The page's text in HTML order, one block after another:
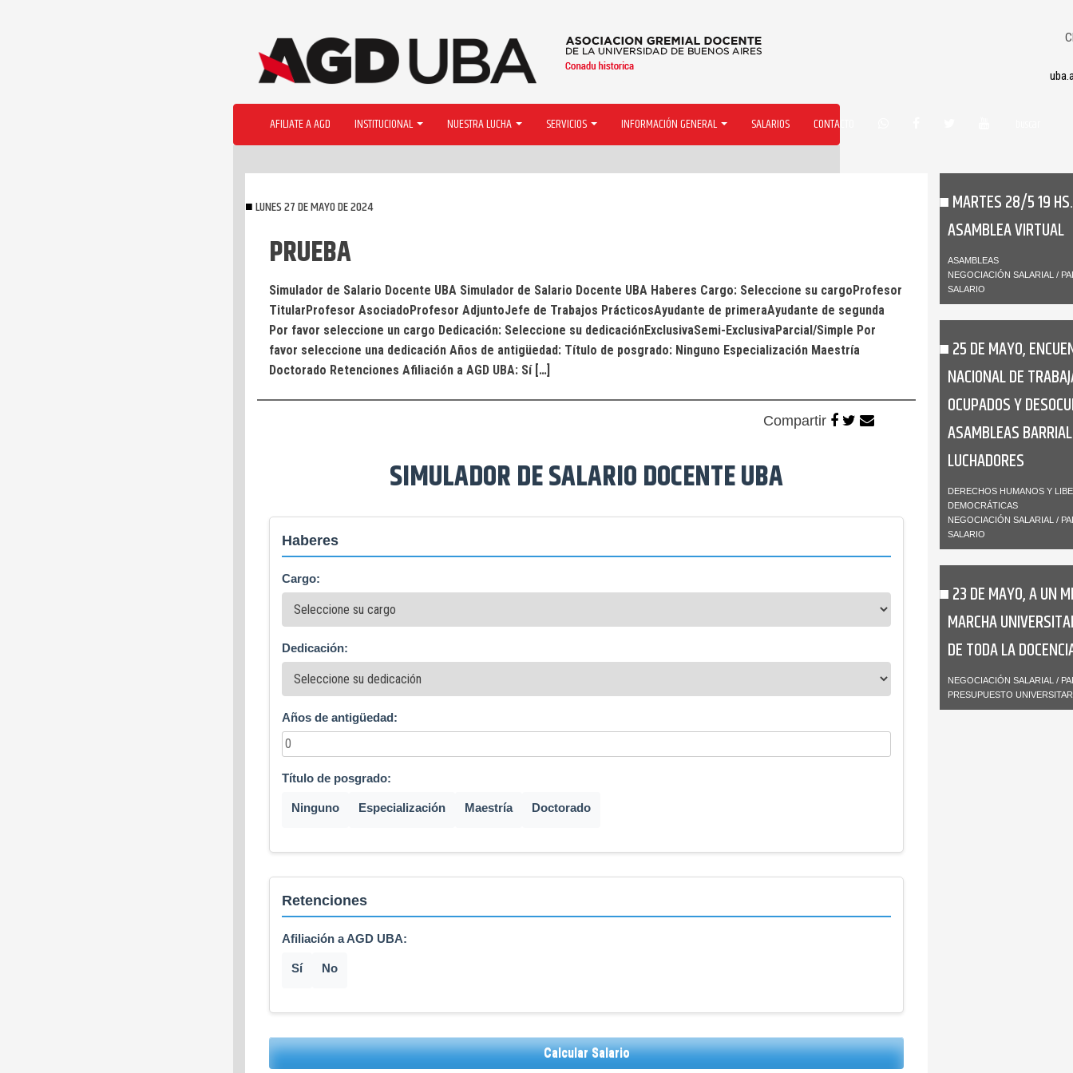
content
AFILIATE A AGD INSTITUCIONAL NUESTRA LUCHA SERVICIOS INFORMACIÓN GENERAL SALARIOS CONTACTO
LUNES 27 DE MAYO DE 2024
PRUEBA
Simulador de Salario Docente UBA Simulador de Salario Docente UBA Haberes Cargo: Seleccione su cargoProfesor
TitularProfesor AsociadoProfesor AdjuntoJefe de Trabajos PrácticosAyudante de primeraAyudante de segunda
Por favor seleccione un cargo Dedicación: Seleccione su dedicaciónExclusivaSemi-ExclusivaParcial/Simple Por
favor seleccione una dedicación Años de antigüedad: Título de posgrado: Ninguno Especialización Maestría
Doctorado Retenciones Afiliación a AGD UBA: Sí […]
Compartir
SIMULADOR DE SALARIO DOCENTE UBA
Haberes
Cargo:
Dedicación:
Años de antigüedad:
Título de posgrado:
Ninguno Especialización Maestría Doctorado
Retenciones
Afiliación a AGD UBA:
Sí No
Calcular Salario
MARTES 28/5 19 HS.
ASAMBLEA VIRTUAL
ASAMBLEAS
NEGOCIACIÓN SALARIAL /
SALARIO
25 DE MAYO,
NACIONAL DE
OCUPADOS Y
ASAMBLEAS
LUCHADORES
DERECHOS HUMANOS Y
DEMOCRÁTICAS
NEGOCIACIÓN SALARIAL /
SALARIO
23 DE MAYO, A UN
MARCHA
DE TODA LA
NEGOCIACIÓN SALARIAL /
PRESUPUESTO